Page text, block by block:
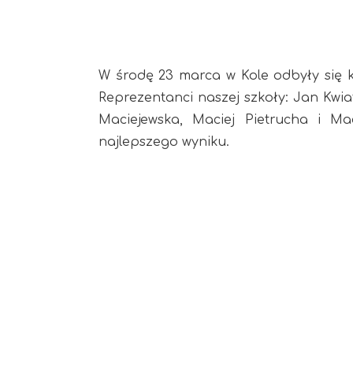
W środę 23 marca w Kole odbyły się
Reprezentanci naszej szkoły: Jan
Maciejewska, Maciej Pietrucha i
najlepszego wyniku.